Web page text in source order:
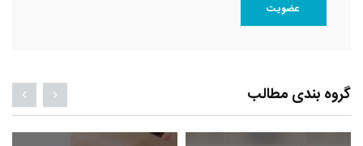
عضویت
گروه بندی مطالب